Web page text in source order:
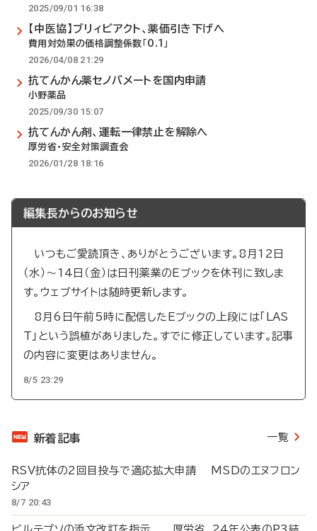
2025/09/01 16:38
【中医協】ブリィビアクト、薬価引き下げへ
費用対効果の価格調整係数「0.1」
2026/04/08 21:29
抗てんかん薬セノバメートを国内申請
小野薬品
2025/09/30 15:07
抗てんかん剤、運転一律禁止を解除へ
厚労省・安全対策調査会
2026/01/28 18:16
編集長からのお知らせ
いつもご愛読頂き、ありがとうございます。8月12日
（水）～14日（金）は日刊薬業のEブックを休刊に致しま
す。ウェブサイトは随時更新します。
8月6日午前5時に配信したEブックの上段には「LAS
T」という誤植がありました。すでに修正しています。記事
の内容に変更はありません。
8/5 23:29
新着記事 一覧
RSV抗体の2回目投与で適応拡大申請 MSDのエヌフロン
シア
8/7 20:43